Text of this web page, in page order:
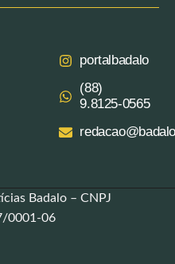
portalbadalo
(88)
9.8125‑0565‬
Badalo – CNPJ
0001-06